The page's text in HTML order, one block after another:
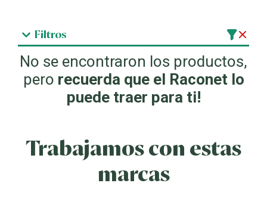
Filtros
No se encontraron los productos,
pero recuerda que el Raconet lo
puede traer para ti!
Trabajamos con estas
marcas